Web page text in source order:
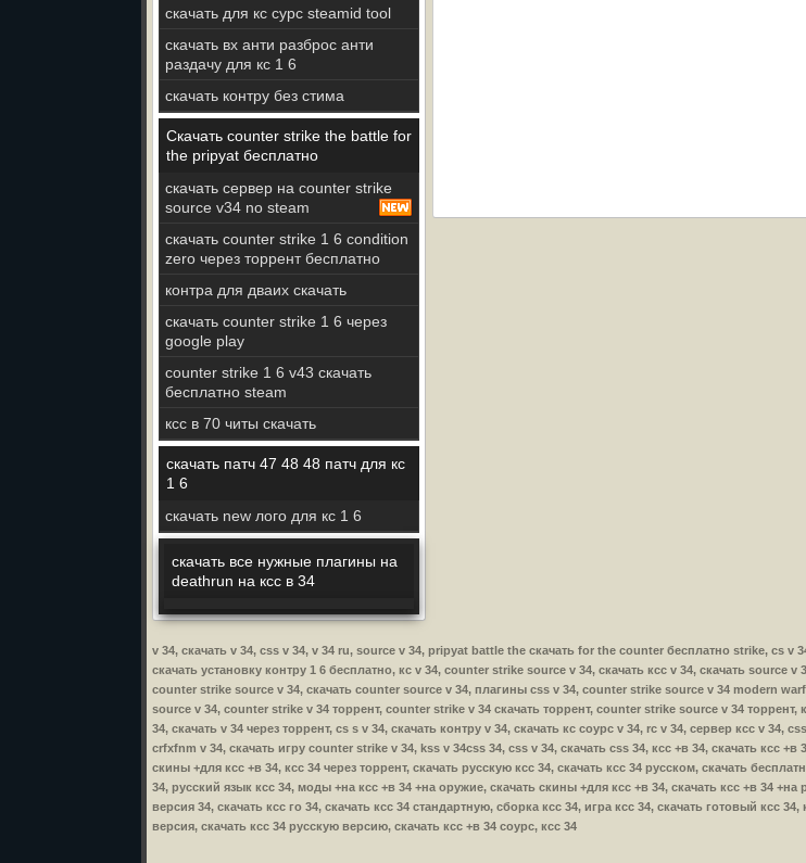
скачать для кс сурс steamid tool
скачать вх анти разброс анти
раздачу для кс 1 6
скачать контру без стима
Скачать counter strike the battle for
the pripyat бесплатно
скачать сервер на counter strike
source v34 no steam
скачать counter strike 1 6 condition
zero через торрент бесплатно
контра для дваих скачать
скачать counter strike 1 6 через
google play
counter strike 1 6 v43 скачать
бесплатно steam
ксс в 70 читы скачать
скачать патч 47 48 48 патч для кс
1 6
скачать new лого для кс 1 6
скачать все нужные плагины на
deathrun на ксс в 34
v 34, скачать v 34, css v 34, v 34 ru, source v 34, pripyat battle the скачать for the counter бесплатно strike, cs
скачать установку контру 1 6 бесплатно, кс v 34, counter strike source v 34, скачать ксс v 34, скачать source
counter strike source v 34, скачать counter source v 34, плагины css v 34, counter strike source v 34 modern
source v 34, counter strike v 34 торрент, counter strike v 34 скачать торрент, counter strike source v 34
34, скачать v 34 через торрент, cs s v 34, скачать контру v 34, скачать кс соурс v 34, rc v 34, сервер ксс v 34,
crfxfnm v 34, скачать игру counter strike v 34, kss v 34css 34, css v 34, скачать css 34, ксс +в 34, скачать ксс +в
скины +для ксс +в 34, ксс 34 через торрент, скачать русскую ксс 34, скачать ксс 34 русском, скачать
34, русский язык ксс 34, моды +на ксс +в 34 +на оружие, скачать скины +для ксс +в 34, скачать ксс +в 34 +на
версия 34, скачать ксс го 34, скачать ксс 34 стандартную, сборка ксс 34, игра ксс 34, скачать готовый ксс
версия, скачать ксс 34 русскую версию, скачать ксс +в 34 соурс, ксс 34